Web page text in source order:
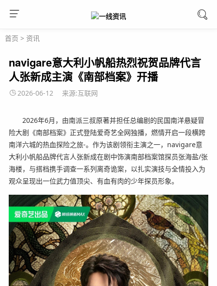
首页 > 资讯
navigare意大利小帆船热烈祝贺品牌代言
人张新成主演《南部档案》开播
2026-06-12 来源:互联网
2026年6月，由南派三叔原著并担任总编剧的民国南洋悬疑冒
险大剧《南部档案》正式登陆爱奇艺全网独播，燃情开启一段横跨
南洋六城的热血探险之旅-。作为该剧领衔主演之一，navigare意
大利小帆船品牌代言人张新成在剧中饰演南部档案馆探员张海盐/张
海楼，与搭档携手调查一系列离奇诡案，以扎实演技与全情投入为
观众呈现出一位武力值顶尖、有血有肉的少年探员形象。